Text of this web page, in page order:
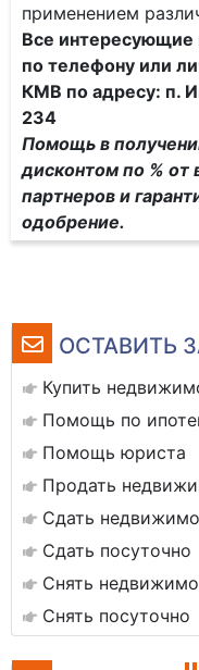
ОСТАВИТЬ
Купить
Помощь по
Помощь юриста
Продать
Сдать
Сдать посуточно
Снять
Снять посуточно
применением
Все
по телефону или
КМВ по адресу: п.
234
Помощь в
дисконтом по % от
партнеров и
одобрение.